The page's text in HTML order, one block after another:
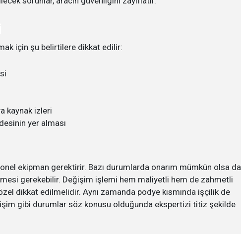
için şu belirtilere dikkat edilir:
kaynak izleri
yer alması
ekipman gerektirir. Bazı durumlarda onarım mümkün olsa da
gerekebilir. Değişim işlemi hem maliyetli hem de zahmetli
dikkat edilmelidir. Aynı zamanda podye kısmında işçilik de
gibi durumlar söz konusu olduğunda ekspertizi titiz şekilde